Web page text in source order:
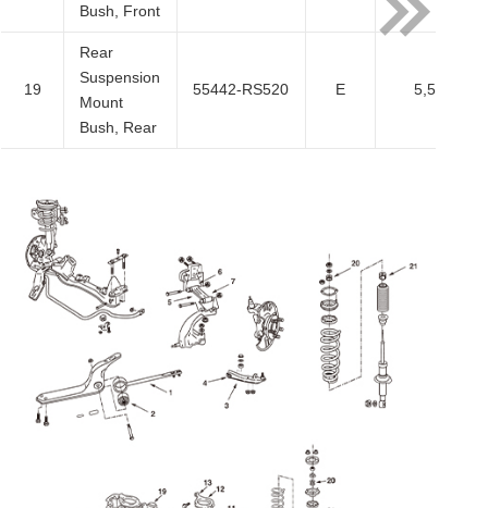
Bush, Front
19
Rear
Suspension
Mount
Bush, Rear
55442-RS520 E 5,500